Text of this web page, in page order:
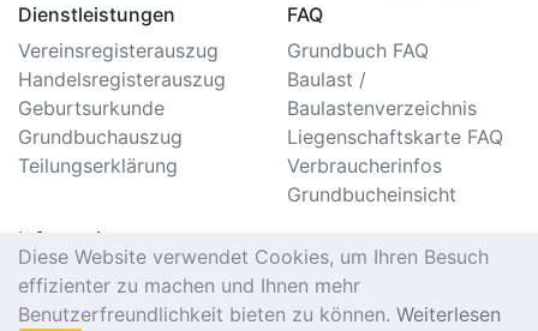
Dienstleistungen
Vereinsregisterauszug
Handelsregisterauszug
Geburtsurkunde
Grundbuchauszug
Teilungserklärung
FAQ
Grundbuch FAQ
Baulast /
Baulastenverzeichnis
Liegenschaftskarte FAQ
Verbraucherinfos
Grundbucheinsicht
Information
Impressum/Kontakt
Datenschutzerklärung
Diese Website verwendet Cookies, um Ihren Besuch
effizienter zu machen und Ihnen mehr
Benutzerfreundlichkeit bieten zu können. Weiterlesen